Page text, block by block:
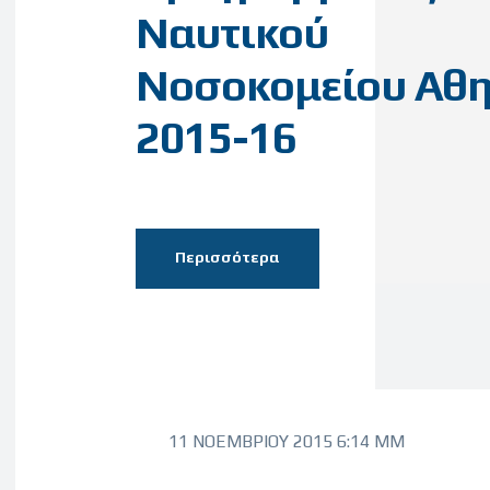
Ναυτικού
Νοσοκομείου
2015-16
Περισσότερα
11 ΝΟΕΜΒΡΊΟΥ 2015 6:14 ΜΜ